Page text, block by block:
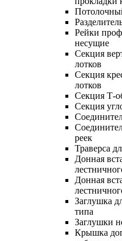
Рейки
несущие
Секция
лотков
Секция
лотков
Секция Т-
Секция
реек
Траверса
Донная
Донная
Заглушка
типа
Заглушки
Крышка